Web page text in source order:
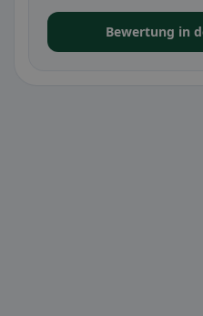
Bewertung in